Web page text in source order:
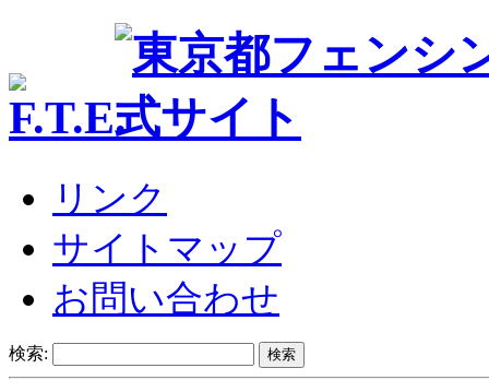
リンク
サイトマップ
お問い合わせ
検索: